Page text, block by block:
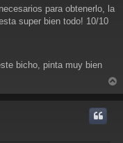
para obtenerlo, la
super bien todo! 10/10
bicho, pinta muy bien
r